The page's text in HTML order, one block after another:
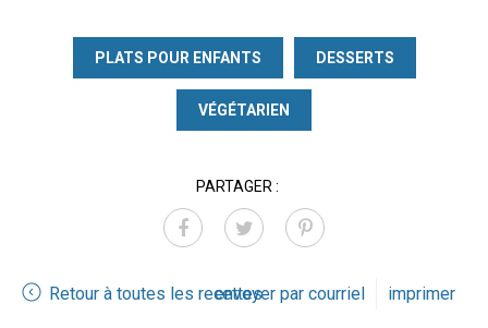
PLATS POUR ENFANTS DESSERTS
VÉGÉTARIEN
Retour à toutes les recettes
PARTAGER :
envoyer par courriel imprimer